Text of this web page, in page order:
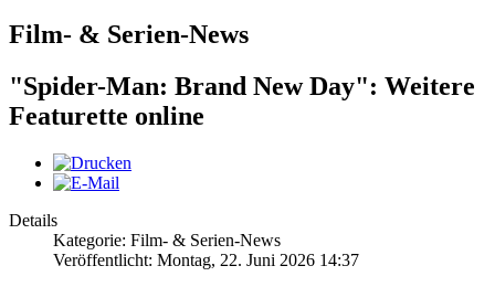
Film- & Serien-News
"Spider-Man: Brand New Day": Weitere
Featurette online
Details
Kategorie: Film- & Serien-News
Veröffentlicht: Montag, 22. Juni 2026 14:37